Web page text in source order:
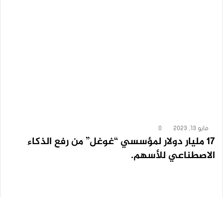
مايو 13, 2023 0
17 مليار دولار لمؤسسي “غوغل” من رفع الذكاء
الاصطناعي للأسهم.